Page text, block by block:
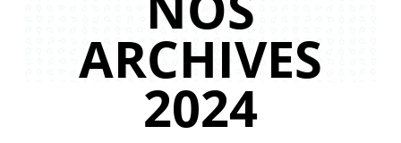
ARCHIVES
2024